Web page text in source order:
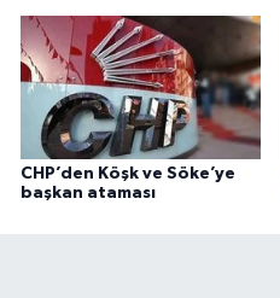
CHP’den Köşk ve Söke’ye
başkan ataması